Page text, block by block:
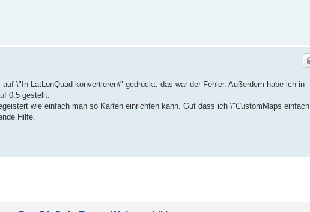
\"In LatLonQuad konvertieren\" gedrückt. das war der Fehler. Außerdem habe ich in
0,5 gestellt.
wie einfach man so Karten einrichten kann. Gut dass ich \"CustomMaps einfach
Hilfe.